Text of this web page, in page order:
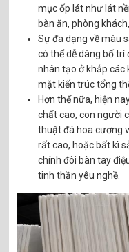
mục ốp lát như lát
bàn ăn, phòng khách,
Sự đa dạng về màu
có thể dễ dàng bố
nhân tạo ở khắp các
mặt kiến trúc tổng
Hơn thế nữa, hiện
chất cao, con người
thuật đá hoa cương
rất cao, hoặc bất kì
chính đôi bàn tay
tinh thần yêu nghề.